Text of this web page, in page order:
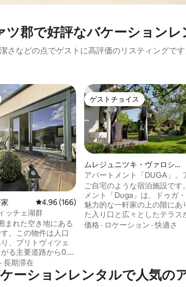
ツ郡で好評なバケーションレ
さなどの点でゲストに高評価のリスティングです
平均評価
イスです。
レビュー166件、5つ星中4.96つ星の平均評
4.96 (166)
ッチェ湖群
まれた空き地にある
。この物件は人口
、プリトヴィツェ
る主要道路から0.5
あります。この家
られました。 RA
自然の美しさ、ピク
· 長期滞在
ゲストチョイス
ゲストチョイス
ムレジュニツキ・ヴァロシュ
のゲストスイート
アパートメント「DUGA」。
ィ・設備がすべて揃ったまる
宿泊先です。
ご自宅のような宿泊施設です
メント「Duga」は、ドゥガ
魅力的な一軒家の上の階にあ
た入り口と広々としたテラス
す。 アパートは川のビーチから徒歩10分
ロの追加料金が請求されます。 この料
はAirbnbの請求とは別のもの
価格 · ロケーション ·快適さ
ーションレンタルで人気の